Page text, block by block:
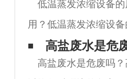
理废水、硫酸铵废水
面的水蒸气分压大于
低温蒸发浓缩设备
用？低温蒸发浓缩设
设备的主要功能是在
低，使原液加热在三
高盐废水是危
高盐废水是危废吗